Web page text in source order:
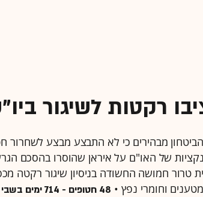
רקטות לשיגור
מבהירים כי לא התבצע מבצע לשחרור
טרור חמושה החשודה בניסיון שיגור רקטה
וחומרי נפץ • 48 חטופים - 714 ימים בשבי - עדכונים שוטפים